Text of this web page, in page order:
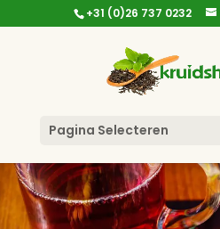
+31 (0)26 737 0232
Pagina Selecteren